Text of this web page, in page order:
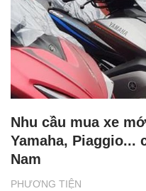
PHƯƠNG TIỆN
Nhu cầu mua xe
Yamaha, Piaggio...
Nam